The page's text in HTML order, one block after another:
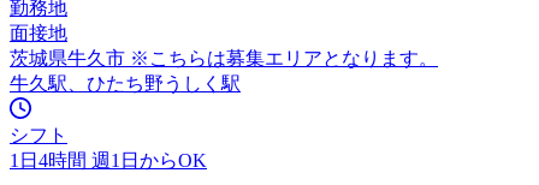
勤務地
面接地
茨城県牛久市 ※こちらは募集エリアとなります。
牛久駅、ひたち野うしく駅
シフト
1日4時間 週1日からOK